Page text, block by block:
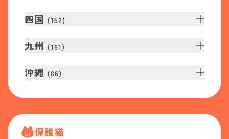
四国 (152)
九州 (161 )
沖縄 (86)
保護猫